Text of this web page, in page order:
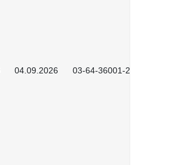
04.09.2026 03-64-36001-2602